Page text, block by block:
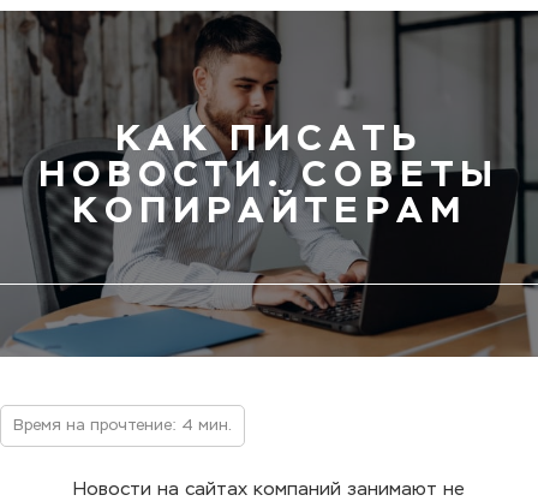
КАК ПИСАТЬ
НОВОСТИ. СОВЕТЫ
КОПИРАЙТЕРАМ
Время на прочтение: 4 мин.
Новости на сайтах компаний занимают не